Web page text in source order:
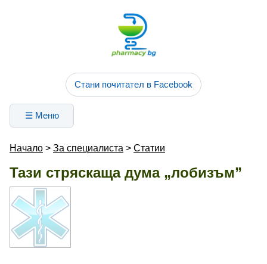
Стани почитател в Facebook
☰ Меню
Начало > За специалиста > Статии
Тази стряскаща дума „лобизъм”